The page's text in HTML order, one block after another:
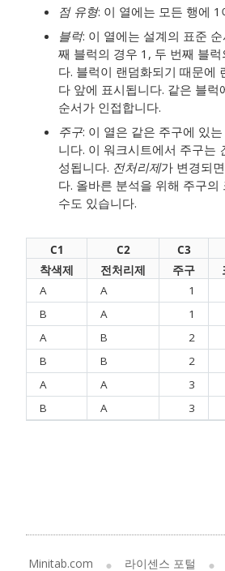
점 유형: 이 열에는 모든 행에 1
블럭: 이 열에는 설계의 표준
째 블럭의 경우 1, 두 번째 블
다. 블럭이 랜덤화되기 때문에
다 앞에 표시됩니다. 같은 블럭
순서가 인접합니다.
주구: 이 열은 같은 주구에 있
니다. 이 워크시트에서 주구는
성됩니다. 전처리제가 변경되
다. 올바른 분석을 위해 주구
수도 있습니다.
C1 C2 C3
착색제
전처리제 주구
A
A 1
B
A 1
A
B 2
B
B 2
A
A 3
B
A 3
Minitab.com 라이센스 포털